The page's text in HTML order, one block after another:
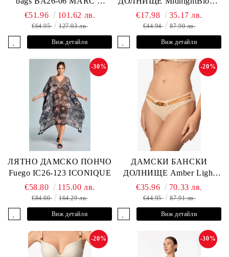
ANDRE
€51.96 101.62 лв.
€64.95 127.03 лв.
Виж детайли
L2505-Z-MCR MARC &
ANDRE
€17.98 35.17 лв.
€44.94 87.90 лв.
Виж детайли
ЛЯТНО ДАМСКО ПОНЧО
Fuego IC26-123 ICONIQUE
-30%
€58.80 115.00 лв.
€84.00 164.29 лв.
Виж детайли
ДАМСКИ БАНСКИ
ДОЛНИЩЕ Amber Light
L2605-Z-MCB MARC &
ANDRE
-20%
€35.96 70.33 лв.
€44.95 87.91 лв.
Виж детайли
-20% -30%